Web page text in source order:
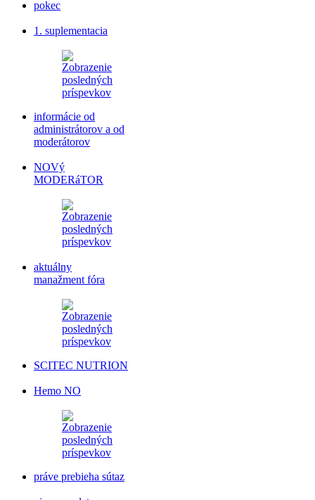
pokec
1. suplementacia
informácie od
administrátorov a od
moderátorov
NOVý
MODERáTOR
aktuálny
manažment fóra
SCITEC NUTRION
Hemo NO
práve prebieha sútaz